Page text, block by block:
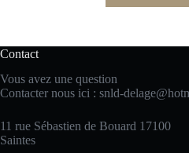
Contact
Vous avez une question
Contacter nous ici : snld-
11 rue Sébastien de Bouard 17100
Saintes